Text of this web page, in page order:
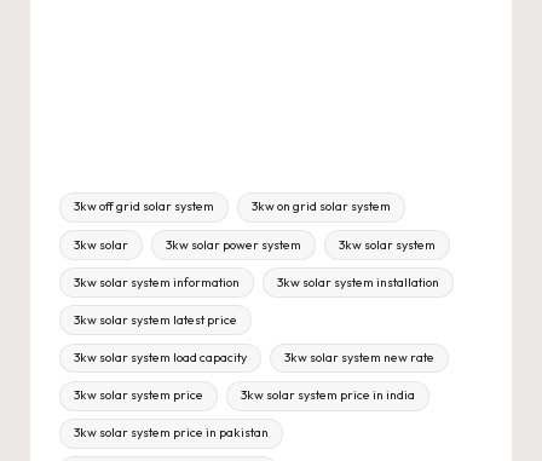
Tags:
3kw off grid solar system 3kw on grid solar system
3kw solar 3kw solar power system 3kw solar system
3kw solar system information 3kw solar system installation
3kw solar system latest price
3kw solar system load capacity 3kw solar system new rate
3kw solar system price 3kw solar system price in india
3kw solar system price in pakistan